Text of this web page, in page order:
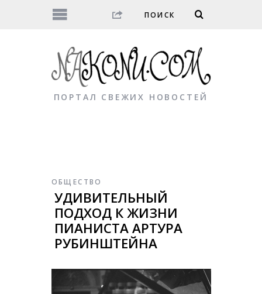
ПОРТАЛ СВЕЖИХ НОВОСТЕЙ
ОБЩЕСТВО
УДИВИТЕЛЬНЫЙ
ПОДХОД К ЖИЗНИ
ПИАНИСТА АРТУРА
РУБИНШТЕЙНА